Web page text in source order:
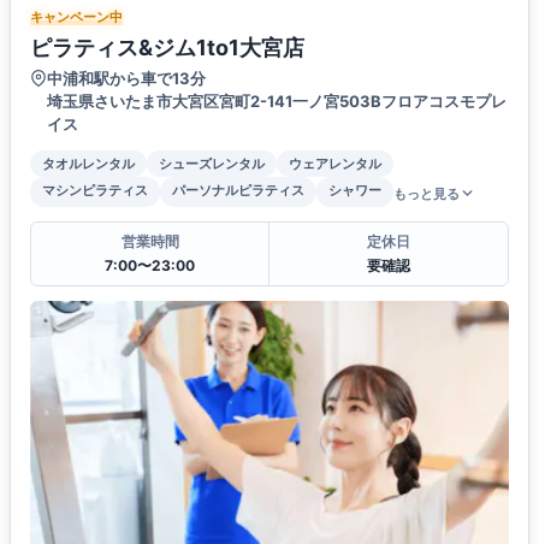
キャンペーン中
ピラティス&ジム1to1大宮店
中浦和駅から車で13分
埼玉県さいたま市大宮区宮町2-141一ノ宮503Bフロアコスモプレ
イス
タオルレンタル シューズレンタル
ウェアレンタル
マシンピラティス
パーソナルピラティス シャワー もっと見る
営業時間
7:00〜23:00
定休日
要確認